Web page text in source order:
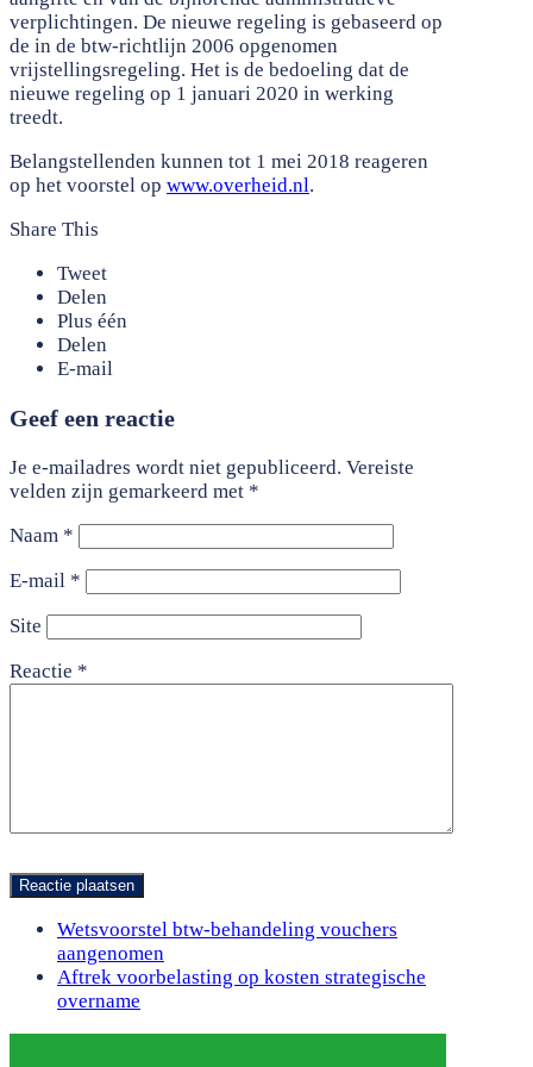
verplichtingen. De nieuwe regeling is gebaseerd op
de in de btw-richtlijn 2006 opgenomen
vrijstellingsregeling. Het is de bedoeling dat de
nieuwe regeling op 1 januari 2020 in werking
treedt.
Belangstellenden kunnen tot 1 mei 2018 reageren
op het voorstel op www.overheid.nl.
Share This
Tweet
Delen
Plus één
Delen
E-mail
Geef een reactie
Je e-mailadres wordt niet gepubliceerd. Vereiste
velden zijn gemarkeerd met *
Naam *
E-mail *
Site
Reactie *
previous
post:
Wetsvoorstel btw-behandeling vouchers
aangenomen
next
post:
Aftrek voorbelasting op kosten strategische
overname